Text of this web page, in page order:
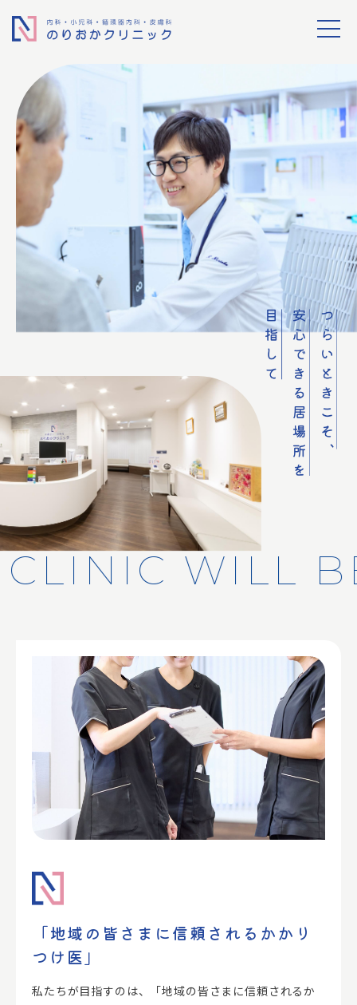
WILL
「地域の皆さまに信頼されるかかり
つけ医」
私たちが目指すのは、「地域の皆さまに信頼されるか